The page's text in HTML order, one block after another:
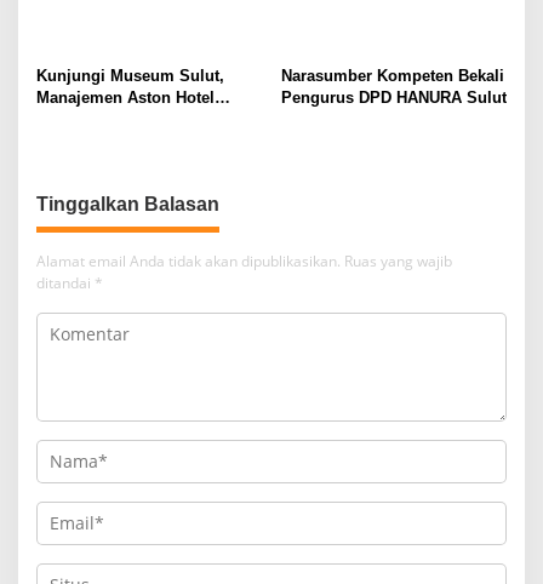
Kunjungi Museum Sulut,
Manajemen Aston Hotel
Narasumber Kompeten Bekali
Pengurus DPD HANURA Sulut
Tinggalkan Balasan
Alamat email Anda tidak akan dipublikasikan. Ruas yang wajib
ditandai *